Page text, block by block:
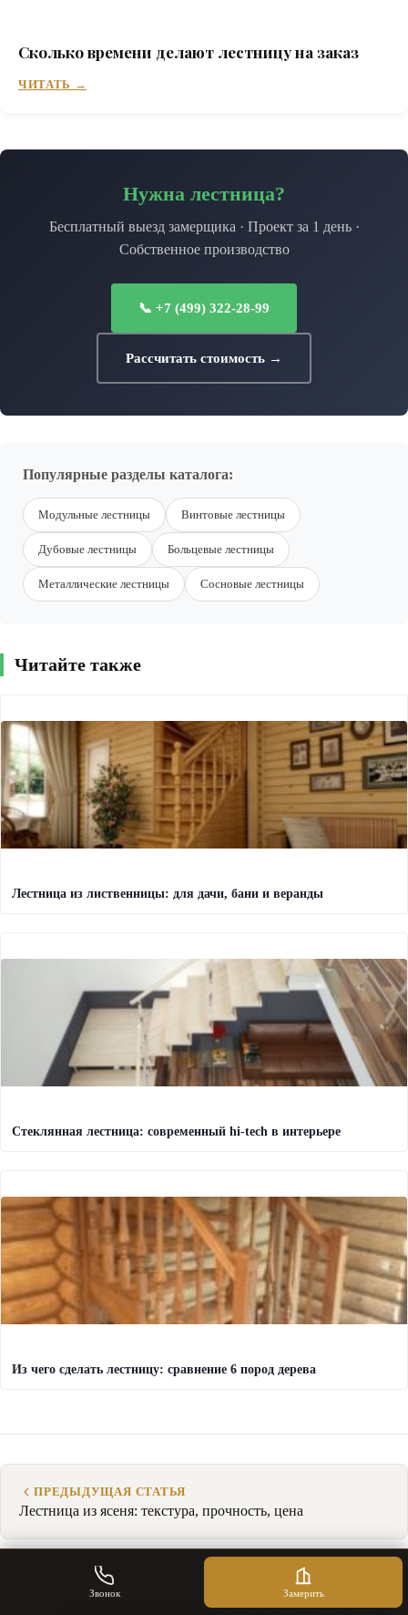
Сколько времени делают лестницу на заказ
ЧИТАТЬ →
Нужна лестница?
Бесплатный выезд замерщика · Проект за 1 день ·
Собственное производство
📞 +7 (499) 322-28-99
Рассчитать стоимость →
Популярные разделы каталога:
Модульные лестницы Винтовые лестницы
Дубовые лестницы Больцевые лестницы
Металлические лестницы Сосновые лестницы
Читайте также
Лестница из лиственницы: для дачи, бани и веранды
Стеклянная лестница: современный hi-tech в интерьере
Из чего сделать лестницу: сравнение 6 пород дерева
ПРЕДЫДУЩАЯ СТАТЬЯ
Лестница из ясеня: текстура, прочность, цена
СЛЕДУЮЩАЯ СТАТЬЯ
Лестница из лиственницы: для дачи, бани и веранды
Звонок Замерить